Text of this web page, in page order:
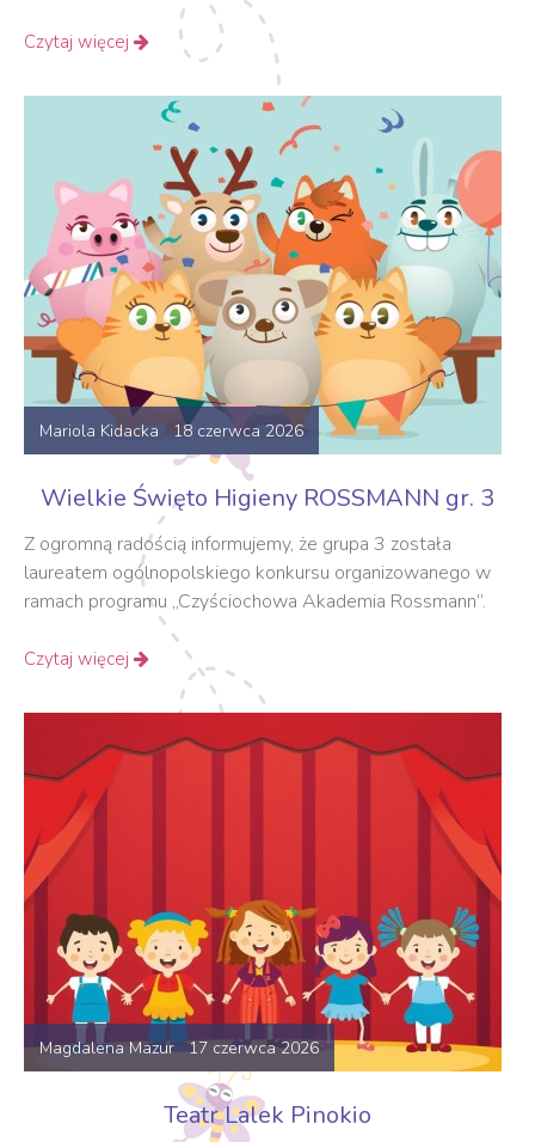
Czytaj więcej
Mariola Kidacka 18 czerwca 2026
Wielkie Święto Higieny ROSSMANN gr. 3
Z ogromną radością informujemy, że grupa 3 została
laureatem ogólnopolskiego konkursu organizowanego w
ramach programu „Czyściochowa Akademia Rossmann”.
Czytaj więcej
Magdalena Mazur 17 czerwca 2026
Teatr Lalek Pinokio